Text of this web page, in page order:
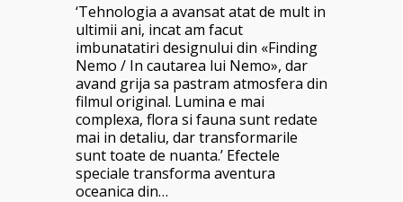
‘Tehnologia a avansat atat de mult in
ultimii ani, incat am facut
imbunatatiri designului din «Finding
Nemo / In cautarea lui Nemo», dar
avand grija sa pastram atmosfera din
filmul original. Lumina e mai
complexa, flora si fauna sunt redate
mai in detaliu, dar transformarile
sunt toate de nuanta.’ Efectele
speciale transforma aventura
oceanica din…